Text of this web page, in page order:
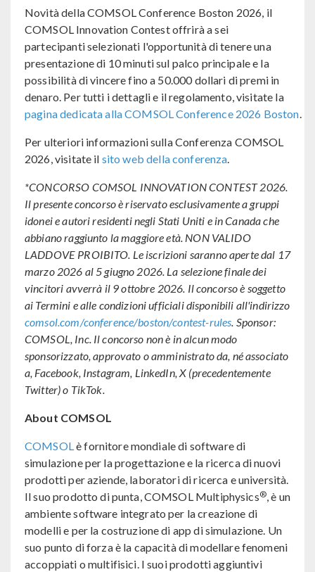
Novità della COMSOL Conference Boston 2026, il
COMSOL Innovation Contest offrirà a sei
partecipanti selezionati l'opportunità di tenere una
presentazione di 10 minuti sul palco principale e la
possibilità di vincere fino a 50.000 dollari di premi in
denaro. Per tutti i dettagli e il regolamento, visitate la
pagina dedicata alla COMSOL Conference 2026 Boston
Per ulteriori informazioni sulla Conferenza COMSOL
2026, visitate il sito web della conferenza
*CONCORSO COMSOL INNOVATION CONTEST 2026.
Il presente concorso è riservato esclusivamente a gruppi
idonei e autori residenti negli Stati Uniti e in Canada che
abbiano raggiunto la maggiore età. NON VALIDO
LADDOVE PROIBITO. Le iscrizioni saranno aperte dal 17
marzo 2026 al 5 giugno 2026. La selezione finale dei
vincitori avverrà il 9 ottobre 2026. Il concorso è soggetto
ai Termini e alle condizioni ufficiali disponibili all'indirizzo
comsol.com/conference/boston/contest-rules . Sponsor:
COMSOL, Inc. Il concorso non è in alcun modo
sponsorizzato, approvato o amministrato da, né associato
a, Facebook, Instagram, LinkedIn, X (precedentemente
Twitter) o TikTok.
About COMSOL
COMSOL è fornitore mondiale di software di
simulazione per la progettazione e la ricerca di nuovi
prodotti per aziende, laboratori di ricerca e università.
Il suo prodotto di punta, COMSOL Multiphysics®, è un
ambiente software integrato per la creazione di
modelli e per la costruzione di app di simulazione. Un
suo punto di forza è la capacità di modellare fenomeni
accoppiati o multifisici. I suoi prodotti aggiuntivi